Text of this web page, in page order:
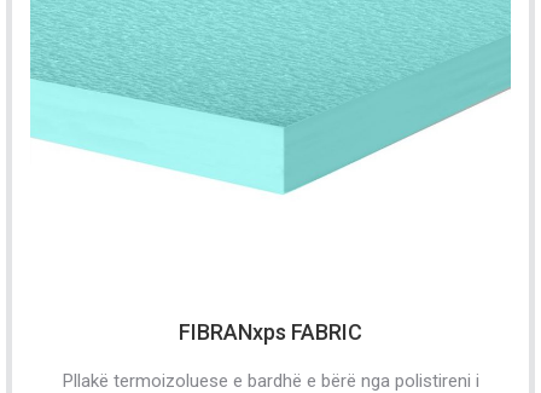
FIBRANxps FABRIC
Pllakë termoizoluese e bardhë e bërë nga polistireni i